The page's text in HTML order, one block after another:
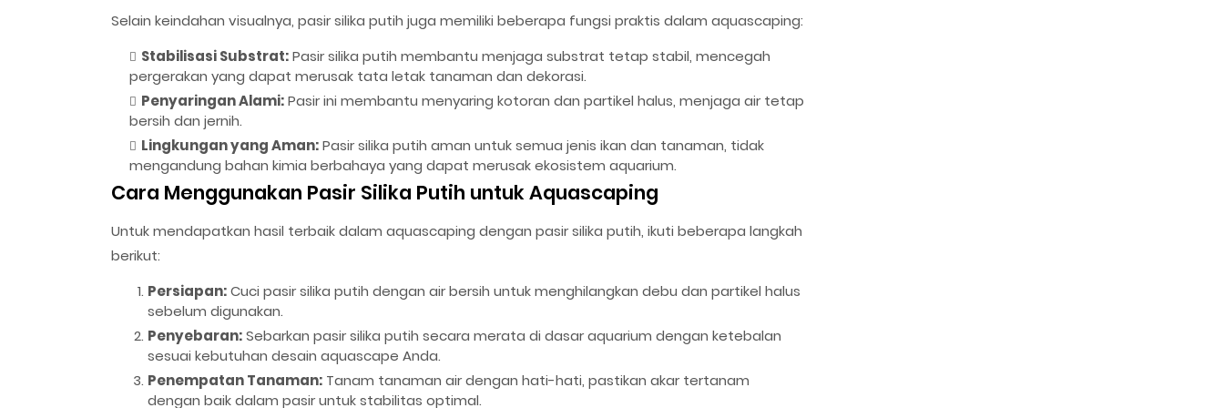
Selain keindahan visualnya, pasir silika putih juga memiliki beberapa fungsi praktis dalam aquascaping:
Stabilisasi Substrat:Pasir silika putih membantu menjaga substrat tetap stabil, mencegah
pergerakan yang dapat merusak tata letak tanaman dan dekorasi.
Penyaringan Alami:Pasir ini membantu menyaring kotoran dan partikel halus, menjaga air tetap
bersih dan jernih.
Lingkungan yang Aman:Pasir silika putih aman untuk semua jenis ikan dan tanaman, tidak
mengandung bahan kimia berbahaya yang dapat merusak ekosistem aquarium.
Cara Menggunakan Pasir Silika Putih untuk Aquascaping
Untuk mendapatkan hasil terbaik dalam aquascaping dengan pasir silika putih, ikuti beberapa langkah
berikut:
Persiapan:Cuci pasir silika putih dengan air bersih untuk menghilangkan debu dan partikel halus
sebelum digunakan.
Penyebaran:Sebarkan pasir silika putih secara merata di dasar aquarium dengan ketebalan
sesuai kebutuhan desain aquascape Anda.
Penempatan Tanaman: Tanam tanaman air dengan hati-hati, pastikan akar tertanam
dengan baik dalam pasir untuk stabilitas optimal.